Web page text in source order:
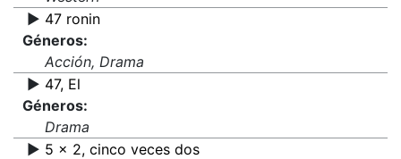
▶️ 47 ronin
Géneros:
Acción, Drama
▶️ 47, El
Géneros:
Drama
▶️ 5 x 2, cinco veces dos